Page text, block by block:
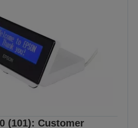
(101): Customer